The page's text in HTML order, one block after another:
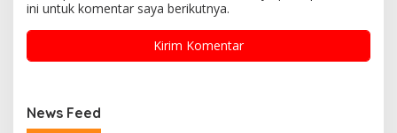
ini untuk komentar saya berikutnya.
News Feed